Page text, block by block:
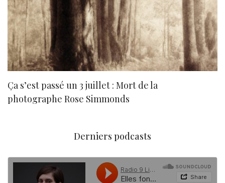
Ça s’est passé un 3 juillet : Mort de la
photographe Rose Simmonds
Derniers podcasts